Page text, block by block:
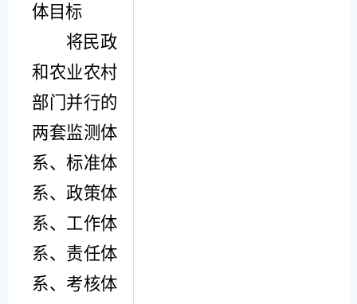
体目标
将民政
和农业农村
部门 并行的
两套监测体
系、标准体
系、政策体
系、工作体
系、责任体
系、考核体